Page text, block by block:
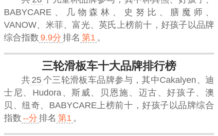
BABYCARE、几物森林、史努比、膳魔师、
VANOW、米菲、富光、英氏上榜前十， 好孩子 以品牌
综合指数 9.9分 排名 第1 。
三轮滑板车十大品牌排行榜
共 25 个三轮滑板车品牌参与，其中Cakalyen、迪
士尼、Hudora、斯威、贝恩施、迈古、好孩子、澳
贝、纽奇、BABYCARE上榜前十，好孩子 以品牌综合
指数 --分 排名 第1 。